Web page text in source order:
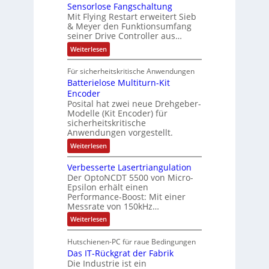
t
t
o
m
a
t
i
o
g
e
w
ä
h
t
e
i
t
s
k
f
t
e
n
d
i
e
r
n
d
4
0
A
-
N
e
t
z
t
e
l
e
ä
l
t
S
c
h
u
t
z
l
a
c
k
b
e
s
c
i
c
Sensorlose Fangschaltung
Mit Flying Restart erweitert Sieb
& Meyer den Funktionsumfang
seiner Drive Controller aus…
Weiterlesen:
S
n
s
l
o
s
e
F
a
n
g
s
c
h
a
l
t
u
n
g
Für sicherheitskritische Anwendungen
Batterielose Multiturn-Kit
Encoder
Posital hat zwei neue Drehgeber-
Modelle (Kit Encoder) für
sicherheitskritische
Anwendungen vorgestellt.
Weiterlesen:
B
t
t
e
r
i
e
l
o
e
M
u
Verbesserte Lasertriangulation
Der OptoNCDT 5500 von Micro-
Epsilon erhält einen
Performance-Boost: Mit einer
Messrate von 150kHz…
Weiterlesen:
V
r
b
e
Hutschienen-PC für raue Bedingungen
Das IT-Rückgrat der Fabrik
Die Industrie ist ein